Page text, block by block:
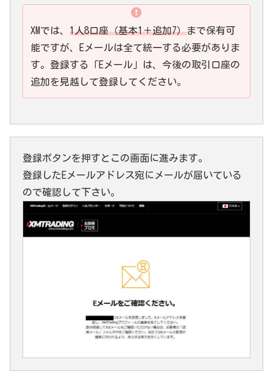
XMでは、 1人8口座（基本1＋追加7）まで保有可
能ですが、Eメールは全て統一する必要がありま
す。登録する「Eメール」は、今後の取引口座の
追加を見越して登録してください。
登録ボタンを押すとこの画面に進みます。
登録したEメールアドレス宛にメールが届いている
ので確認して下さい。